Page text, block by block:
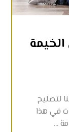
لتصليح
في هذا
...